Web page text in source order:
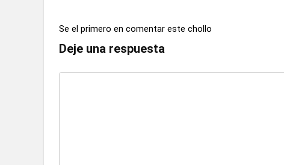
Se el primero en comentar este chollo
Deje una respuesta